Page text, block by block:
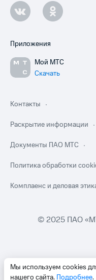
Мы используем cookies
нашего сайта. Подробнее.
Приложения
Мой МТС
Скачать
Контакты
Раскрытие информации
Документы ПАО МТС
Политика обработки
Комплаенс и деловая
© 2025 ПАО